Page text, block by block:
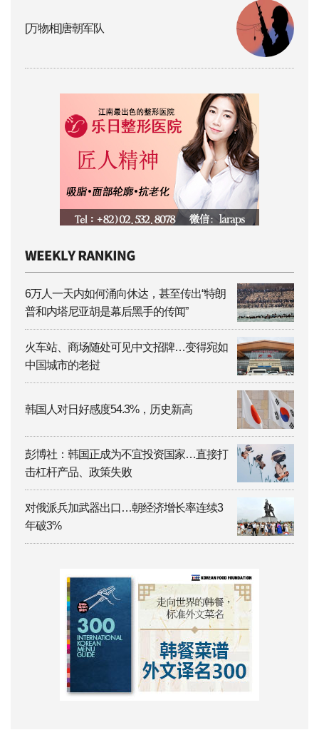
[万物相]唐朝军队
6万人一天内如何涌向休达，甚至传出“特朗
普和内塔尼亚胡是幕后黑手的传闻”
火车站、商场随处可见中文招牌…变得宛如
中国城市的老挝
韩国人对日好感度54.3%，历史新高
彭博社：韩国正成为不宜投资国家…直接打
击杠杆产品、政策失败
对俄派兵加武器出口…朝经济增长率连续3
年破3%